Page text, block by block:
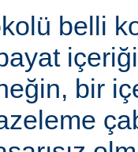
belli
bir